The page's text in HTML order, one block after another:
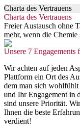
Charta des Vertrauens
Charta des Vertrauens
Freier Austausch ohne
mehr, wenn die Chemie
Unsere 7
Wir achten auf jeden
Plattform ein Ort des
dem man sich
und Ihr Engagement in
sind unsere Priorität.
Ihnen die beste
verdient!